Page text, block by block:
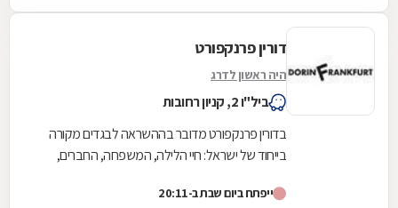
דורין פרנקפורט
היה ראשון לדרג
ביל"ו 2, קניון רחובות
בדורין פרנקפורט מדובר בההשראה לבגדים מקורה
בייחוד של ישראל: חיי הלילה, המשפחה, החברים,
במעצבת היחידה...
ייפתח ביום שבת ב-20:11